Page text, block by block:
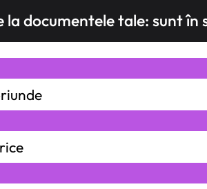
documentele tale: sunt în